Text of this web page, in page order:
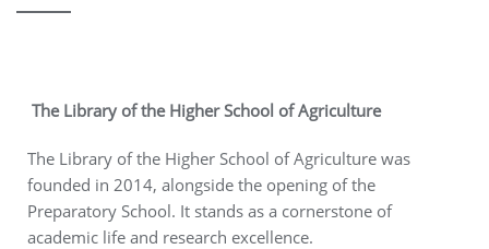
The Library of the Higher School of Agriculture
The Library of the Higher School of Agriculture was
founded in 2014, alongside the opening of the
Preparatory School. It stands as a cornerstone of
academic life and research excellence.